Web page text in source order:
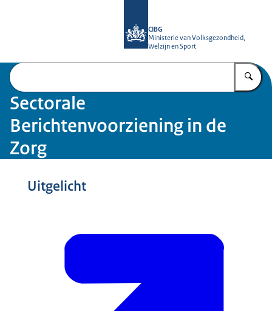
CIBG
Ministerie van Volksgezondheid,
Welzijn en Sport
Sectorale
Berichtenvoorziening in de
Zorg
Uitgelicht